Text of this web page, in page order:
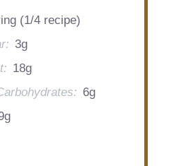
(1/4 recipe)
3g
18g
6g